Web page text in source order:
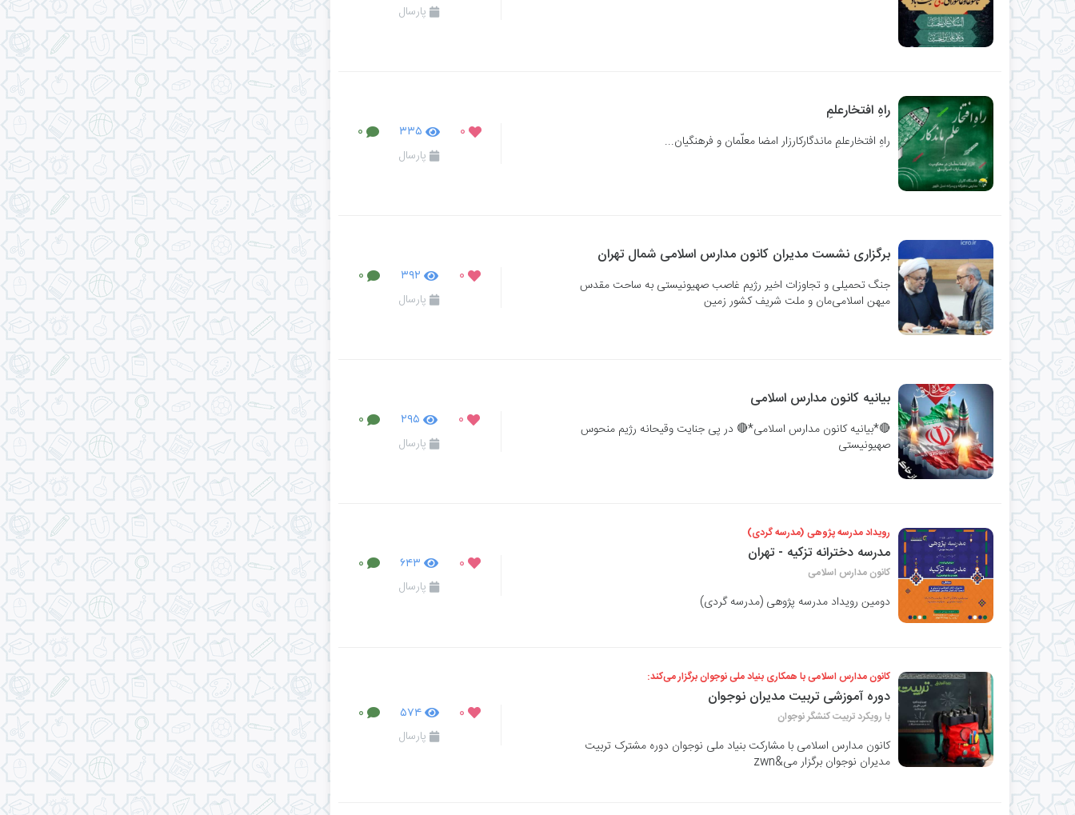
پارسال
راهِ افتخارعلمِ
راهِ افتخارعلمِ ماندگار‌کارزار امضا معلّمان و فرهنگیان...
۰ ۳۳۵ ۰
پارسال
برگزاری نشست مدیران کانون مدارس اسلامی شمال تهران
جنگ تحمیلی و تجاوزات اخیر رژیم غاصب صهیونیستی به ساحت مقدس
میهن اسلامی‌مان و ملت شریف کشور زمین
۰ ۳۹۲ ۰
پارسال
بیانیه کانون مدارس اسلامی
🔴*بیانیه کانون مدارس اسلامی*🔴 در پی جنایت وقیحانه رژیم منحوس
صهیونیستی
۰ ۲۹۵ ۰
پارسال
رویداد مدرسه پژوهی (مدرسه گردی)
مدرسه دخترانه تزکیه - تهران
کانون مدارس اسلامی
دومین رویداد مدرسه پژوهی (مدرسه گردی)
۰ ۶۴۳ ۰
پارسال
کانون مدارس اسلامی با همکاری بنیاد ملی نوجوان برگزار می‌کند:
دوره آموزشی تربیت مدیران نوجوان
با رویکرد تربیت کنشگر نوجوان
کانون مدارس اسلامی با مشارکت بنیاد ملی نوجوان دوره مشترک تربیت
مدیران نوجوان برگزار می&zwn
۰ ۵۷۴ ۰
پارسال